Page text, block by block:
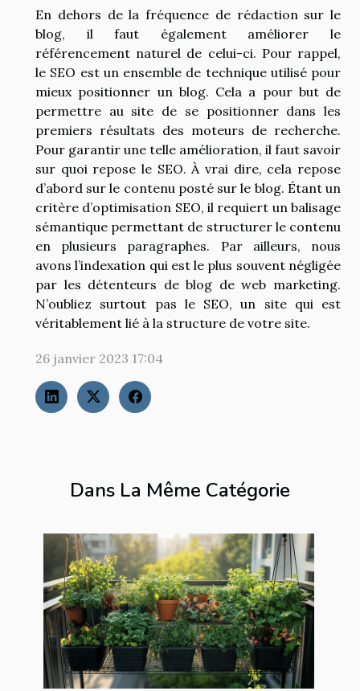
Dans La Même Catégorie
En dehors de la fréquence de rédaction sur le
blog, il faut également améliorer le
référencement naturel de celui-ci. Pour rappel,
le SEO est un ensemble de technique utilisé pour
mieux positionner un blog. Cela a pour but de
permettre au site de se positionner dans les
premiers résultats des moteurs de recherche.
Pour garantir une telle amélioration, il faut savoir
sur quoi repose le SEO. À vrai dire, cela repose
d’abord sur le contenu posté sur le blog. Étant un
critère d’optimisation SEO, il requiert un balisage
sémantique permettant de structurer le contenu
en plusieurs paragraphes. Par ailleurs, nous
avons l’indexation qui est le plus souvent négligée
par les détenteurs de blog de web marketing.
N’oubliez surtout pas le SEO, un site qui est
véritablement lié à la structure de votre site.
26 janvier 2023 17:04